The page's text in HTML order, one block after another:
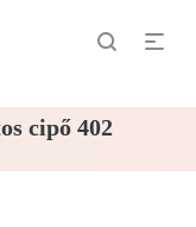
cipő 402